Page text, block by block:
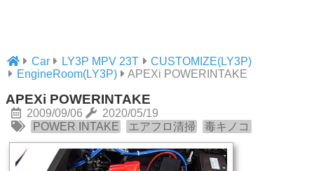
Car LY3P MPV 23T
CUSTOMIZE(LY3P)
EngineRoom(LY3P)
APEXi POWERINTAKE
APEXi POWERINTAKE
2009/09/06
2020/05/19
POWER INTAKE
エアフロ清掃 毒キノコ